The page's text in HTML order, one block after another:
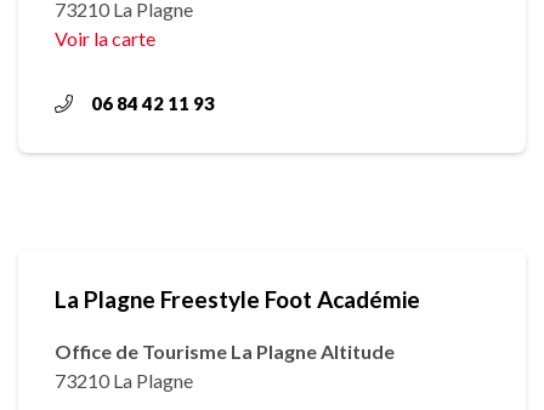
73210 La Plagne
Voir la carte
06 84 42 11 93
La Plagne Freestyle Foot Académie
Office de Tourisme La Plagne Altitude
73210 La Plagne